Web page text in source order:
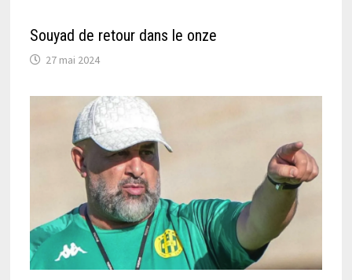
Souyad de retour dans le onze
27 mai 2024